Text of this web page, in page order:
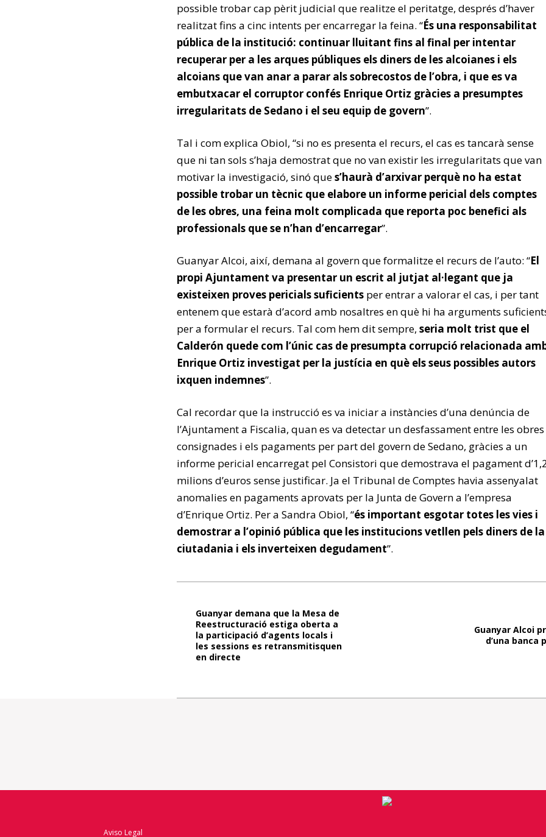
possible trobar cap pèrit judicial que realitze el peritatge, després d’haver
realitzat fins a cinc intents per encarregar la feina. “És una responsabilitat
pública de la institució: continuar lluitant fins al final per intentar
recuperar per a les arques públiques els diners de les alcoianes i els
alcoians que van anar a parar als sobrecostos de l’obra, i que es va
embutxacar el corruptor confés Enrique Ortiz gràcies a presumptes
irregularitats de Sedano i el seu equip de govern”.
Tal i com explica Obiol, “si no es presenta el recurs, el cas es tancarà sense
que ni tan sols s’haja demostrat que no van existir les irregularitats que van
motivar la investigació, sinó ques’haurà d’arxivar perquè no ha estat
possible trobar un tècnic que elabore un informe pericial dels comptes
de les obres, una feina molt complicada que reporta poc benefici als
professionals que se n’han d’encarregar”.
Guanyar Alcoi, així, demana al govern que formalitze el recurs de l’auto: “El
propi Ajuntament va presentar un escrit al jutjat al·legant que ja
existeixen proves pericials suficients per entrar a valorar el cas, i per tant
entenem que estarà d’acord amb nosaltres en què hi ha arguments
per a formular el recurs. Tal com hem dit sempre, seria molt trist que el
Calderón quede com l’únic cas de presumpta corrupció relacionada
Enrique Ortiz investigat per la justícia en què els seus possibles autors
ixquen indemnes”.
Cal recordar que la instrucció es va iniciar a instàncies d’una denúncia de
l’Ajuntament a Fiscalia, quan es va detectar un desfassament entre les obres
consignades i els pagaments per part del govern de Sedano, gràcies a un
informe pericial encarregat pel Consistori que demostrava el pagament
milions d’euros sense justificar. Ja el Tribunal de Comptes havia assenyalat
anomalies en pagaments aprovats per la Junta de Govern a l’empresa
d’Enrique Ortiz. Per a Sandra Obiol, “és important esgotar totes les vies i
demostrar a l’opinió pública que les institucions vetllen pels diners de la
ciutadania i els inverteixen degudament”.
Guanyar Alcoi
d’una banca
Guanyar demana que la Mesa de
Reestructuració estiga oberta a
la participació d’agents locals i
les sessions es retransmitisquen
en directe
Aviso Legal